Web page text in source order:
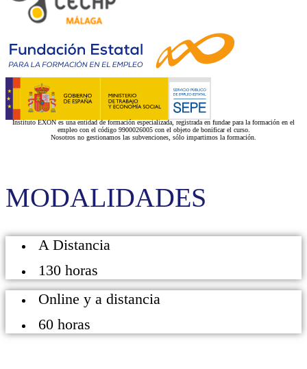
Instituto EXON es una entidad de formación especializada, registrada en fundae para la formación en el
empleo con el código 9900026005 con el objeto de bonificar el curso.
Nosotros no gestionamos las subvenciones, sólo impartimos la formación.
MODALIDADES
A Distancia
130 horas
Online y a distancia
60 horas